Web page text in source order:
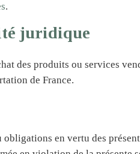
.
juridique
des produits ou services
de France.
en vertu des